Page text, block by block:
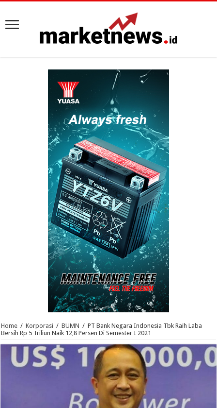
Home / Korporasi / BUMN / PT Bank Negara Indonesia Tbk Raih Laba
Bersih Rp 5 Triliun Naik 12,8 Persen Di Semester I 2021